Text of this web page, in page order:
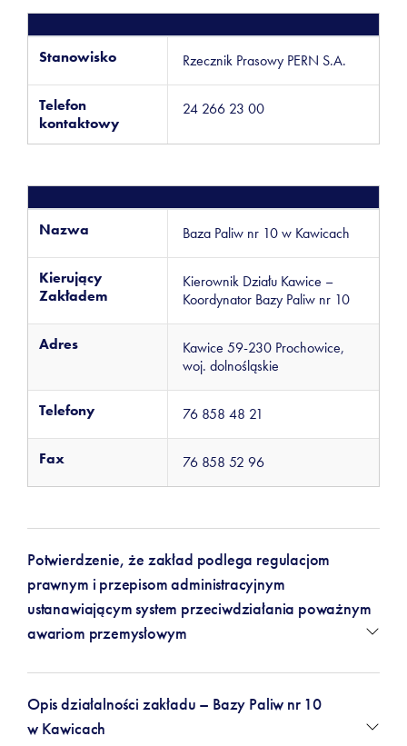
Stanowisko Rzecznik Prasowy PERN S.A.
Telefon
kontaktowy
24 266 23 00
Nazwa Baza Paliw nr 10 w Kawicach
Kierujący
Zakładem
Kierownik Działu Kawice –
Koordynator Bazy Paliw nr 10
Adres
Kawice 59-230 Prochowice,
woj. dolnośląskie
Telefony 76 858 48 21
Fax 76 858 52 96
Potwierdzenie, że zakład podlega regulacjom
prawnym i przepisom administracyjnym
ustanawiającym system przeciwdziałania poważnym
awariom przemysłowym
Opis działalności zakładu – Bazy Paliw nr 10
w Kawicach